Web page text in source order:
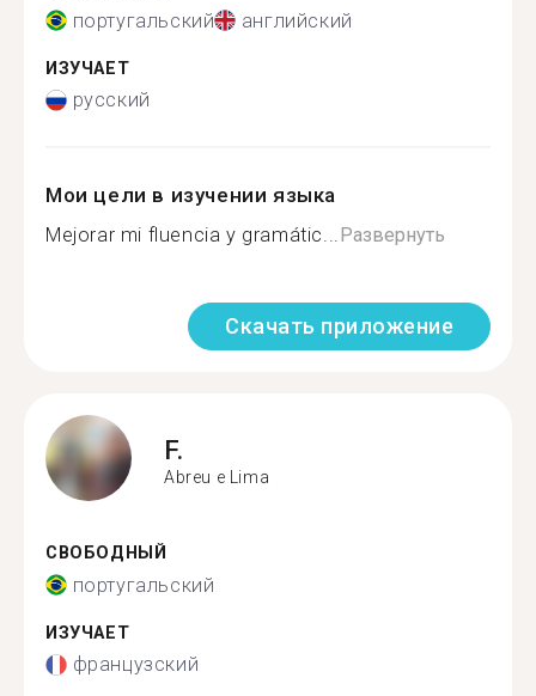
португальский английский
ИЗУЧАЕТ
русский
Мои цели в изучении языка
Mejorar mi fluencia y gramátic...Развернуть
Скачать приложение
F.
Abreu e Lima
СВОБОДНЫЙ
португальский
ИЗУЧАЕТ
французский